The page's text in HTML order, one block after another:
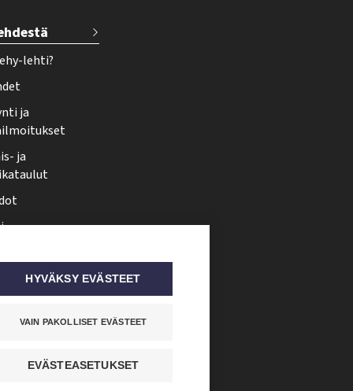
lehti?
ja
ja
somessa
HYVÄKSY EVÄSTEET
VAIN PAKOLLISET EVÄSTEET
EVÄSTEASETUKSET